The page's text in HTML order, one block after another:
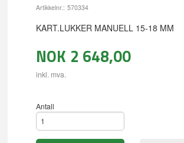
Artikkelnr.: 570334
KART.LUKKER MANUELL 15-18 MM
NOK 2 648,00
inkl. mva.
Antall